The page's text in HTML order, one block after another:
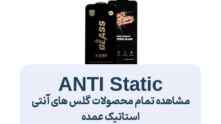
ANTI Static
مشاهده تمام محصولات گلس های آنتی
استاتیک عمده